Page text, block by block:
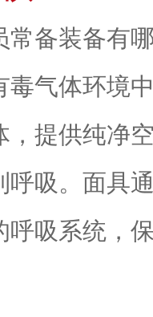
常备装备有
毒气体环境
，提供纯净
呼吸。面具
呼吸系统，